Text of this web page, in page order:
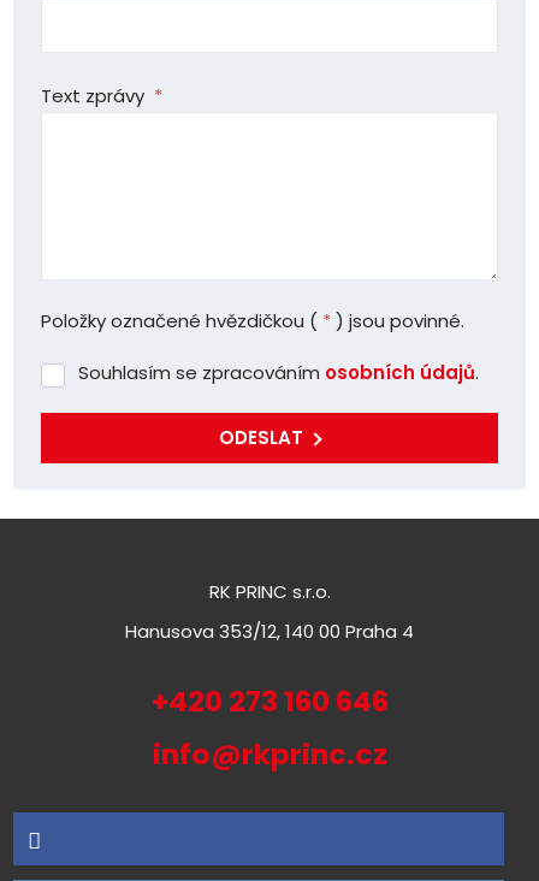
Text zprávy *
Položky označené hvězdičkou ( *) jsou povinné.
Souhlasím
Souhlasím se zpracováním osobních údajů.
ODESLAT
RK PRINC s.r.o.
Hanusova 353/12, 140 00 Praha 4
+420 273 160 646
info@rkprinc.cz